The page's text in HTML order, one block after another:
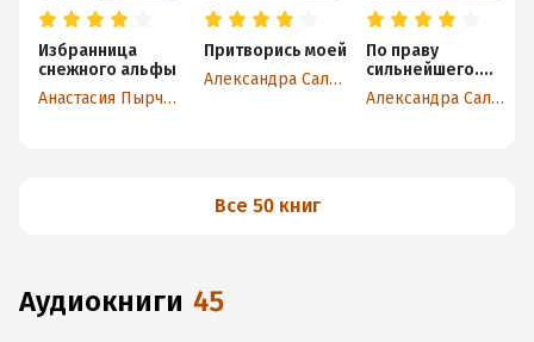
Избранница
снежного альфы
Анастасия Пырченкова
Притворись моей
Александра Салиева
По праву
сильнейшего.
Вернуть пару
Александра Салиева
Все 50 книг
аудиокниги 45